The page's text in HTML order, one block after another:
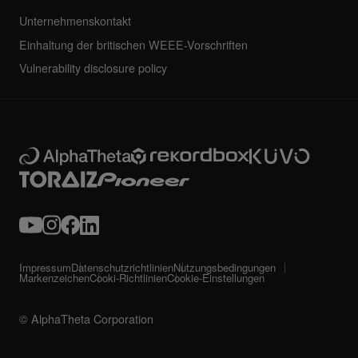
Unternehmenskontakt
Einhaltung der britischen WEEE-Vorschriften
Vulnerability disclosure policy
© AlphaTheta Corporation
ImpressumDatenschutzrichtlinienNutzungsbedingungen
MarkenzeichenCooki-RichtlinienCookie-Einstellungen